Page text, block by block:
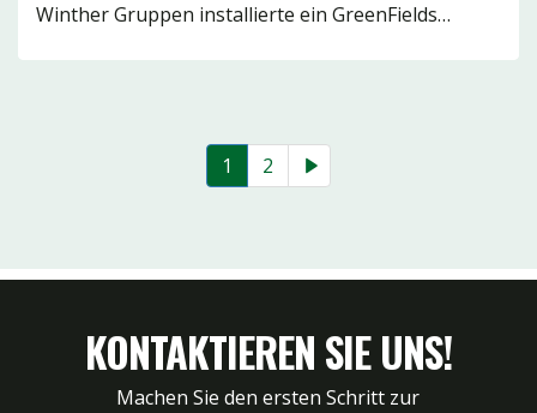
Winther Gruppen installierte ein GreenFields…
1 2
KONTAKTIEREN SIE UNS!
Machen Sie den ersten Schritt zur